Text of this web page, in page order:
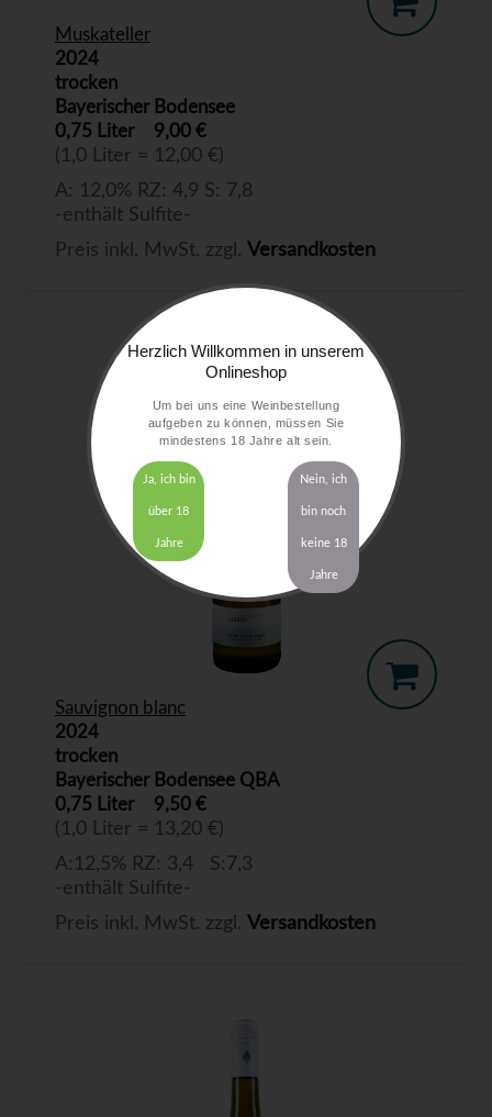
Muskateller
2024
trocken
Bayerischer Bodensee
0,75 Liter
9,00 €
(1,0 Liter = 12,00 €)
A: 12,0% RZ: 4,9 S: 7,8
-enthält Sulfite-
Preis inkl. MwSt. zzgl. Versandkosten
Sauvignon blanc
2024
trocken
Bayerischer Bodensee QBA
0,75 Liter
9,50 €
(1,0 Liter = 13,20 €)
A:12,5% RZ: 3,4 S:7,3
-enthält Sulfite-
Preis inkl. MwSt. zzgl. Versandkosten
Herzlich Willkommen in unserem
Onlineshop
Um bei uns eine Weinbestellung
aufgeben zu können, müssen Sie
mindestens 18 Jahre alt sein.
Ja, ich bin
über 18
Jahre
Nein, ich
bin noch
keine 18
Jahre